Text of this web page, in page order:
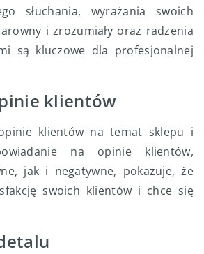
słuchania, wyrażania swoich
i zrozumiały oraz radzenia
są kluczowe dla profesjonalnej
klientów
klientów na temat sklepu i
na opinie klientów,
jak i negatywne, pokazuje, że
swoich klientów i chce się